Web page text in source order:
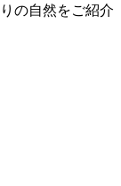
の自然をご紹介